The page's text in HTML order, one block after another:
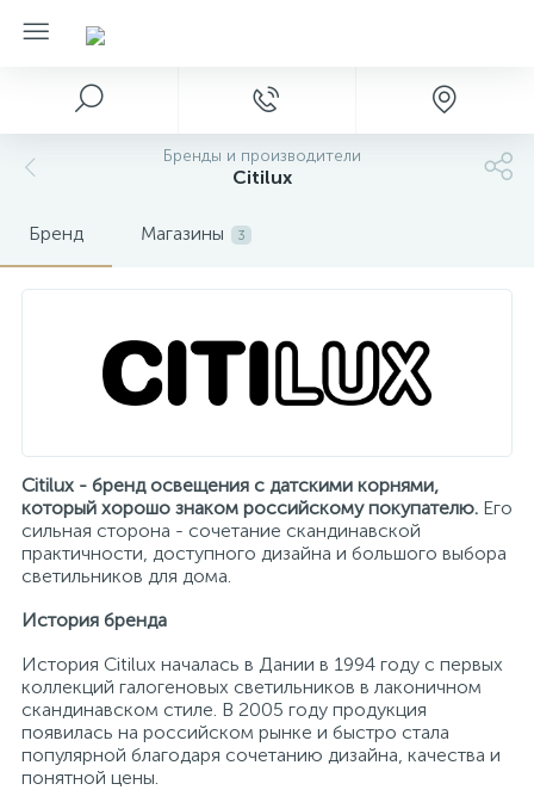
Бренды и производители
Citilux
Бренд Магазины 3
Citilux - бренд освещения с датскими корнями,
который хорошо знаком российскому покупателю. Его
сильная сторона - сочетание скандинавской
практичности, доступного дизайна и большого выбора
светильников для дома.
История бренда
История Citilux началась в Дании в 1994 году с первых
коллекций галогеновых светильников в лаконичном
скандинавском стиле. В 2005 году продукция
появилась на российском рынке и быстро стала
популярной благодаря сочетанию дизайна, качества и
понятной цены.